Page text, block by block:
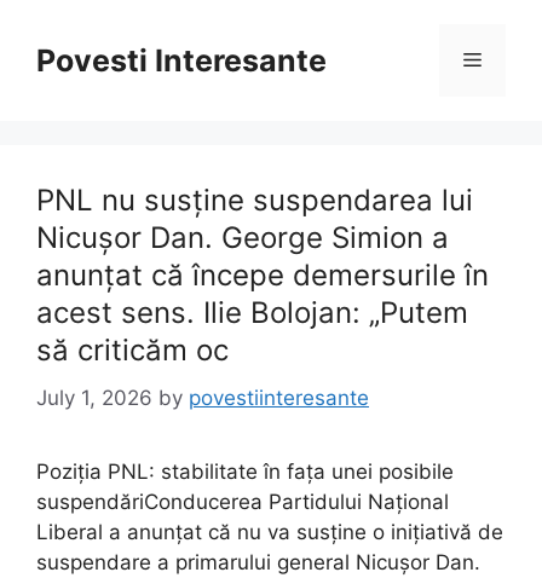
contentPovesti Interesante Menu
PNL nu susține suspendarea lui
Nicușor Dan. George Simion a
anunțat că începe demersurile în
acest sens. Ilie Bolojan: „Putem
să criticăm oc
July 1, 2026 by povestiinteresante
Poziția PNL: stabilitate în fața unei posibile
suspendăriConducerea Partidului Național
Liberal a anunțat că nu va susține o inițiativă de
suspendare a primarului general Nicușor Dan.